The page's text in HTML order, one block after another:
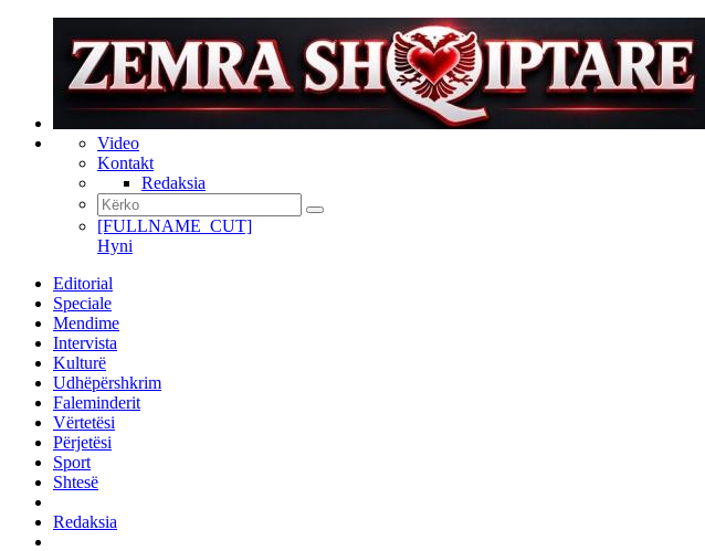
Video
Kontakt
Redaksia
[FULLNAME_CUT]
Hyni
Editorial
Speciale
Mendime
Intervista
Kulturë
Udhëpërshkrim
Faleminderit
Vërtetësi
Përjetësi
Sport
Shtesë
Redaksia